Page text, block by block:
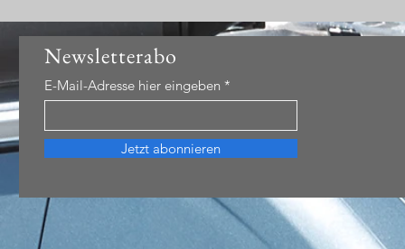
Newsletterabo
E-Mail-Adresse hier eingeben
Jetzt abonnieren